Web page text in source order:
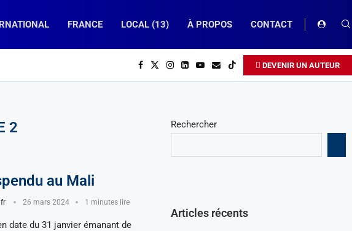
FRANCE LOCAL (13) À PROPOS CONTACT
DEVENIR UN AUTEUR
2
au Mali
26 mars 2024 1 minutes lire
date du 31 janvier émanant de
Rechercher
Articles récents